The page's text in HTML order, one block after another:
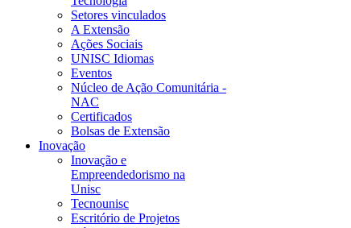
Setores vinculados
A Extensão
Ações Sociais
UNISC Idiomas
Eventos
Núcleo de Ação Comunitária -
NAC
Certificados
Bolsas de Extensão
Inovação
Inovação e
Empreendedorismo na
Unisc
Tecnounisc
Escritório de Projetos